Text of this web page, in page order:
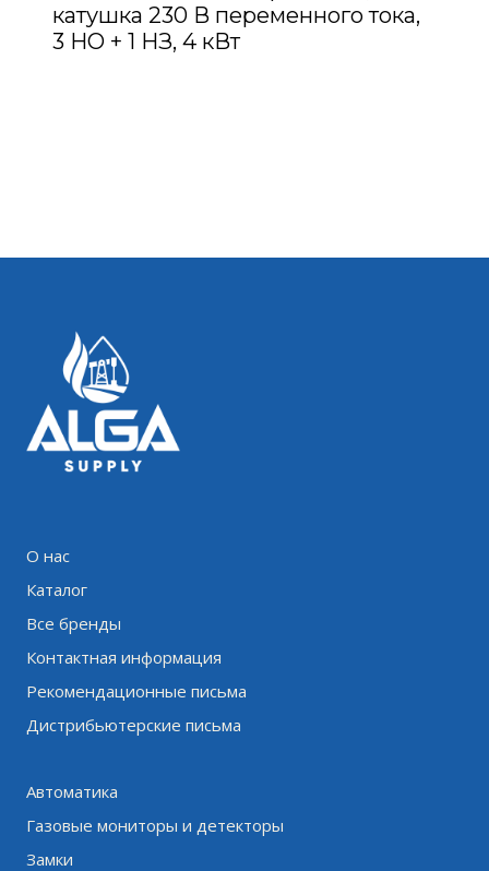
катушка 230 В переменного тока,
3 НО + 1 НЗ, 4 кВт
О нас
Каталог
Все бренды
Контактная информация
Рекомендационные письма
Дистрибьютерские письма
Автоматика
Газовые мониторы и детекторы
Замки